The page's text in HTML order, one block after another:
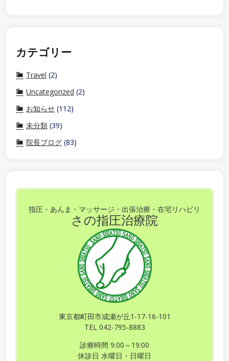
カテゴリー
Travel (2)
Uncategorized (2)
お知らせ (112)
未分類 (39)
院長ブログ (83)
指圧・あんま・マッサージ・出張治療・在宅リハビリ
さの指圧治療院
東京都町田市成瀬が丘1-17-16-101
TEL 042-795-8883
診療時間 9:00～19:00
休診日 水曜日・日曜日